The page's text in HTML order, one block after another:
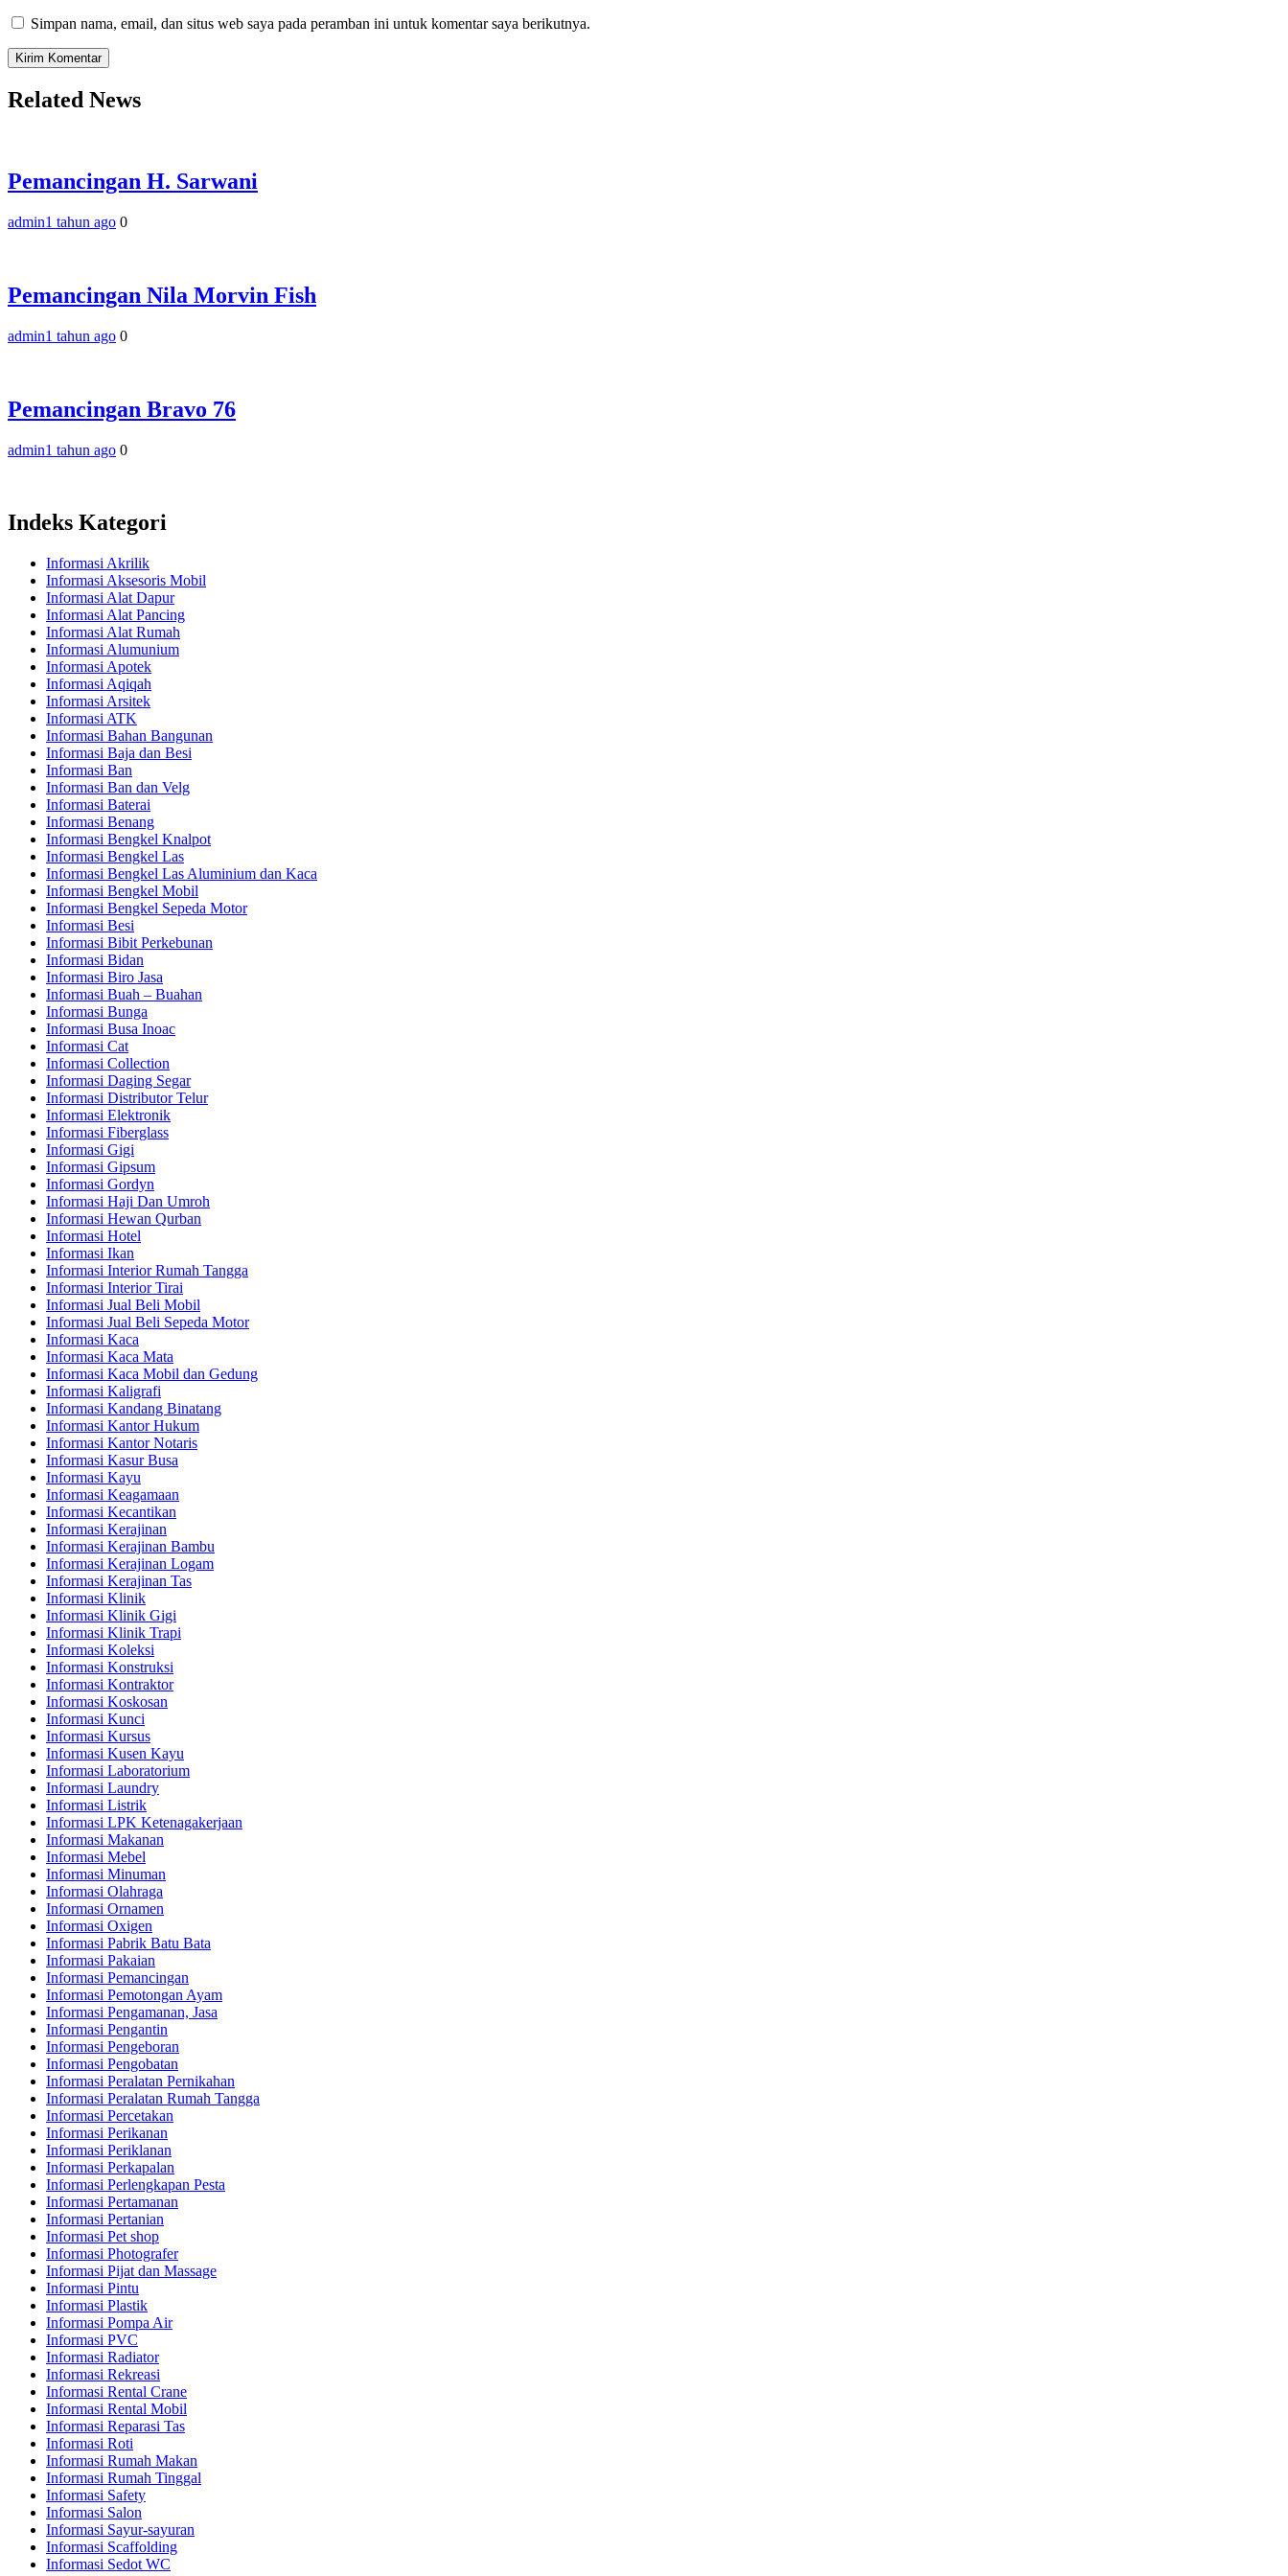
Simpan nama, email, dan situs web saya pada peramban ini untuk komentar saya berikutnya.
Related News
Pemancingan H. Sarwani
admin1 tahun ago 0
Pemancingan Nila Morvin Fish
admin1 tahun ago 0
Pemancingan Bravo 76
admin1 tahun ago 0
Indeks Kategori
Informasi Akrilik
Informasi Aksesoris Mobil
Informasi Alat Dapur
Informasi Alat Pancing
Informasi Alat Rumah
Informasi Alumunium
Informasi Apotek
Informasi Aqiqah
Informasi Arsitek
Informasi ATK
Informasi Bahan Bangunan
Informasi Baja dan Besi
Informasi Ban
Informasi Ban dan Velg
Informasi Baterai
Informasi Benang
Informasi Bengkel Knalpot
Informasi Bengkel Las
Informasi Bengkel Las Aluminium dan Kaca
Informasi Bengkel Mobil
Informasi Bengkel Sepeda Motor
Informasi Besi
Informasi Bibit Perkebunan
Informasi Bidan
Informasi Biro Jasa
Informasi Buah – Buahan
Informasi Bunga
Informasi Busa Inoac
Informasi Cat
Informasi Collection
Informasi Daging Segar
Informasi Distributor Telur
Informasi Elektronik
Informasi Fiberglass
Informasi Gigi
Informasi Gipsum
Informasi Gordyn
Informasi Haji Dan Umroh
Informasi Hewan Qurban
Informasi Hotel
Informasi Ikan
Informasi Interior Rumah Tangga
Informasi Interior Tirai
Informasi Jual Beli Mobil
Informasi Jual Beli Sepeda Motor
Informasi Kaca
Informasi Kaca Mata
Informasi Kaca Mobil dan Gedung
Informasi Kaligrafi
Informasi Kandang Binatang
Informasi Kantor Hukum
Informasi Kantor Notaris
Informasi Kasur Busa
Informasi Kayu
Informasi Keagamaan
Informasi Kecantikan
Informasi Kerajinan
Informasi Kerajinan Bambu
Informasi Kerajinan Logam
Informasi Kerajinan Tas
Informasi Klinik
Informasi Klinik Gigi
Informasi Klinik Trapi
Informasi Koleksi
Informasi Konstruksi
Informasi Kontraktor
Informasi Koskosan
Informasi Kunci
Informasi Kursus
Informasi Kusen Kayu
Informasi Laboratorium
Informasi Laundry
Informasi Listrik
Informasi LPK Ketenagakerjaan
Informasi Makanan
Informasi Mebel
Informasi Minuman
Informasi Olahraga
Informasi Ornamen
Informasi Oxigen
Informasi Pabrik Batu Bata
Informasi Pakaian
Informasi Pemancingan
Informasi Pemotongan Ayam
Informasi Pengamanan, Jasa
Informasi Pengantin
Informasi Pengeboran
Informasi Pengobatan
Informasi Peralatan Pernikahan
Informasi Peralatan Rumah Tangga
Informasi Percetakan
Informasi Perikanan
Informasi Periklanan
Informasi Perkapalan
Informasi Perlengkapan Pesta
Informasi Pertamanan
Informasi Pertanian
Informasi Pet shop
Informasi Photografer
Informasi Pijat dan Massage
Informasi Pintu
Informasi Plastik
Informasi Pompa Air
Informasi PVC
Informasi Radiator
Informasi Rekreasi
Informasi Rental Crane
Informasi Rental Mobil
Informasi Reparasi Tas
Informasi Roti
Informasi Rumah Makan
Informasi Rumah Tinggal
Informasi Safety
Informasi Salon
Informasi Sayur-sayuran
Informasi Scaffolding
Informasi Sedot WC